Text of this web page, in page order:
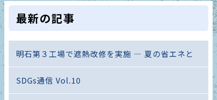
最新の記事
明石第３工場で遮熱改修を実施 ― 夏の省エネと
SDGs通信 Vol.10